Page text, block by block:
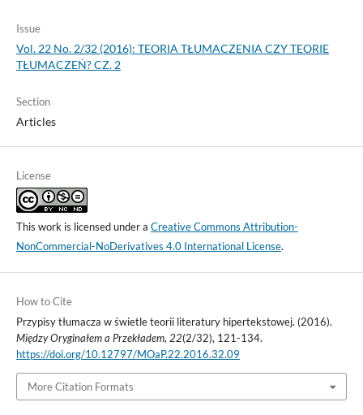
Issue
Vol. 22 No. 2/32 (2016): TEORIA TŁUMACZENIA CZY TEORIE
TŁUMACZEŃ? CZ. 2
Section
Articles
License
This work is licensed under a Creative Commons Attribution-
NonCommercial-NoDerivatives 4.0 International License.
How to Cite
Przypisy tłumacza w świetle teorii literatury hipertekstowej. (2016).
Między Oryginałem a Przekładem, 22(2/32), 121-134.
https://doi.org/10.12797/MOaP.22.2016.32.09
More Citation Formats